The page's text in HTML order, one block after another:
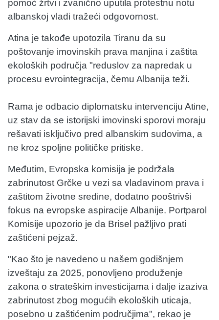
pomoć žrtvi i zvanično uputila protestnu notu
albanskoj vladi tražeći odgovornost.
Atina je takođe upotozila Tiranu da su
poštovanje imovinskih prava manjina i zaštita
ekoloških područja "reduslov za napredak u
procesu evrointegracija, čemu Albanija teži.
Rama je odbacio diplomatsku intervenciju Atine,
uz stav da se istorijski imovinski sporovi moraju
rešavati isključivo pred albanskim sudovima, a
ne kroz spoljne političke pritiske.
Međutim, Evropska komisija je podržala
zabrinutost Grčke u vezi sa vladavinom prava i
zaštitom životne sredine, dodatno pooštrivši
fokus na evropske aspiracije Albanije. Portparol
Komisije upozorio je da Brisel pažljivo prati
zaštićeni pejzaž.
"Kao što je navedeno u našem godišnjem
izveštaju za 2025, ponovljeno produženje
zakona o strateškim investicijama i dalje izaziva
zabrinutost zbog mogućih ekoloških uticaja,
posebno u zaštićenim područjima", rekao je